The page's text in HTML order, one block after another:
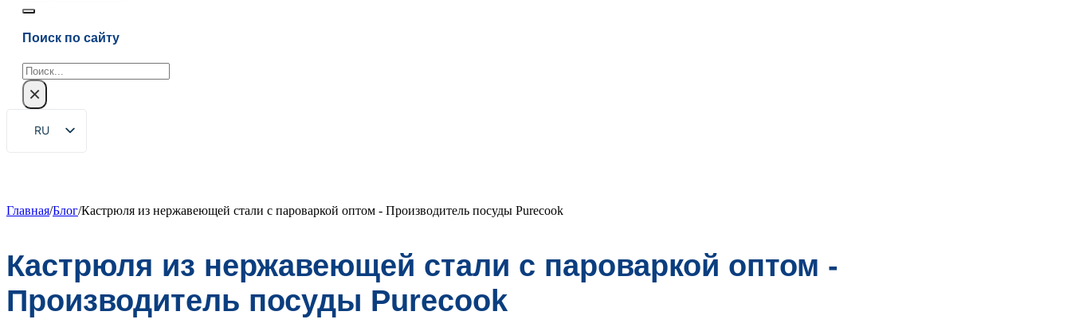
Поиск по сайту
Поиск
×
RU
EN
FR
ES
AR
Главная/Блог/Кастрюля из нержавеющей стали с пароваркой оптом - Производитель посуды Purecook
Кастрюля из нержавеющей стали с пароваркой оптом -
Производитель посуды Purecook